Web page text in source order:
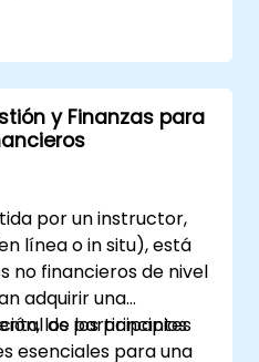
en Xero.
compartir entre los
y Finanzas para
por un instructor,
línea o in situ), está
no financieros de nivel
adquirir una
de los principios
esenciales para una
los participantes